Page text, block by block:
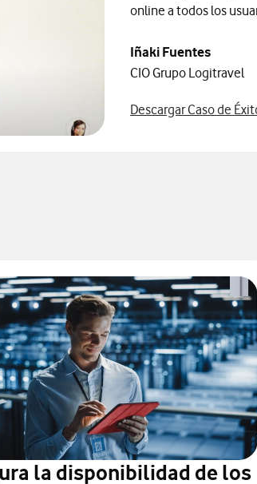
online a todos los
Iñaki Fuentes
CIO Grupo Logitravel
Descargar Caso de
la disponibilidad de los